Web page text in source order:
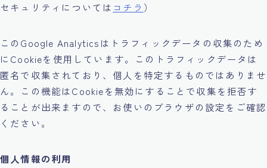
セキュリティについては コチラ ）
このGoogle Analyticsはトラフィックデータの収集のため
にCookieを使用しています。このトラフィックデータは
匿名で収集されており、個人を特定するものではありませ
ん。この機能はCookieを無効にすることで収集を拒否す
ることが出来ますので、お使いのブラウザの設定をご確認
ください。
個人情報の利用